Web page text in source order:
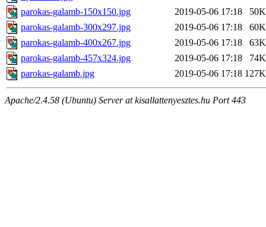
parokas-galamb-150x150.jpg
2019-05-06 17:18
50K
parokas-galamb-300x297.jpg
2019-05-06 17:18
60K
parokas-galamb-400x267.jpg
2019-05-06 17:18
63K
parokas-galamb-457x324.jpg
2019-05-06 17:18
74K
parokas-galamb.jpg
2019-05-06 17:18 127K
Apache/2.4.58 (Ubuntu) Server at kisallattenyesztes.hu Port 443